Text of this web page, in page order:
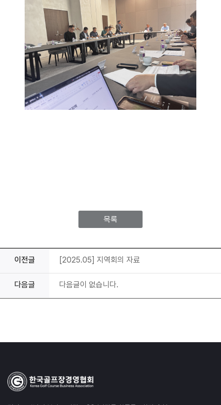
목록
이전글 [2025.05] 지역회의 자료
다음글 다음글이 없습니다.